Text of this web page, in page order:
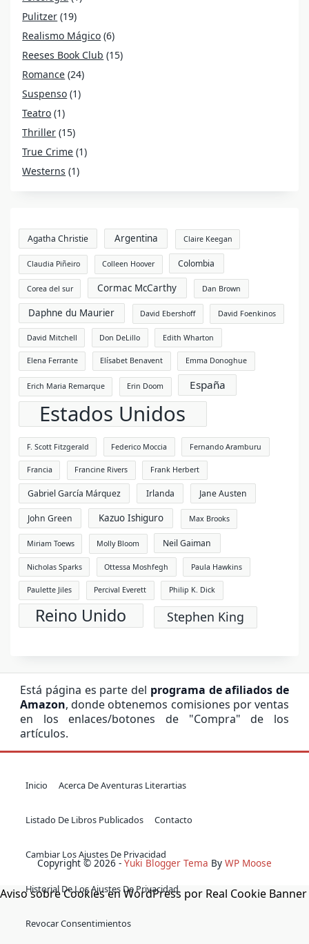
Pulitzer (19)
Realismo Mágico (6)
Reeses Book Club (15)
Romance (24)
Suspenso (1)
Teatro (1)
Thriller (15)
True Crime (1)
Westerns (1)
Agatha Christie Argentina Claire Keegan
Claudia Piñeiro Colleen Hoover Colombia
Corea del sur Cormac McCarthy Dan Brown
Daphne du Maurier David Ebershoff David Foenkinos
David Mitchell Don DeLillo Edith Wharton
Elena Ferrante Elísabet Benavent Emma Donoghue
Erich Maria Remarque Erin Doom España
Estados Unidos
F. Scott Fitzgerald Federico Moccia Fernando Aramburu
Francia Francine Rivers Frank Herbert
Gabriel García Márquez Irlanda Jane Austen
John Green Kazuo Ishiguro Max Brooks
Miriam Toews Molly Bloom Neil Gaiman
Nicholas Sparks Ottessa Moshfegh Paula Hawkins
Paulette Jiles Percival Everett Philip K. Dick
Reino Unido Stephen King
Está página es parte del programa de afiliados de
Amazon, donde obtenemos comisiones por ventas
en los enlaces/botones de "Compra" de los
artículos.
Inicio Acerca De Aventuras Literartias
Listado De Libros Publicados Contacto
Cambiar Los Ajustes De Privacidad
Historial De Los Ajustes De Privacidad
Revocar Consentimientos
Copyright © 2026 - Yuki Blogger Tema By WP Moose
Aviso sobre Cookies en WordPress por Real Cookie Banner